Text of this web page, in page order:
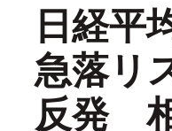
日経平
急落リ
反発